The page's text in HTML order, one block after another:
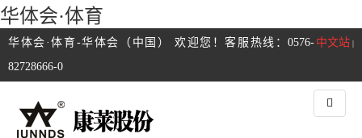
华体会·体育
中文站 |
华体会·体育-华体会（中国） 欢迎您！客服热线：0576-
82728666-0